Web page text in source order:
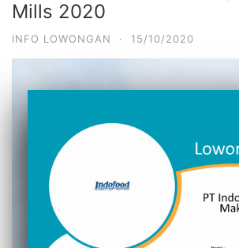
Mills 2020
INFO LOWONGAN · 15/10/2020